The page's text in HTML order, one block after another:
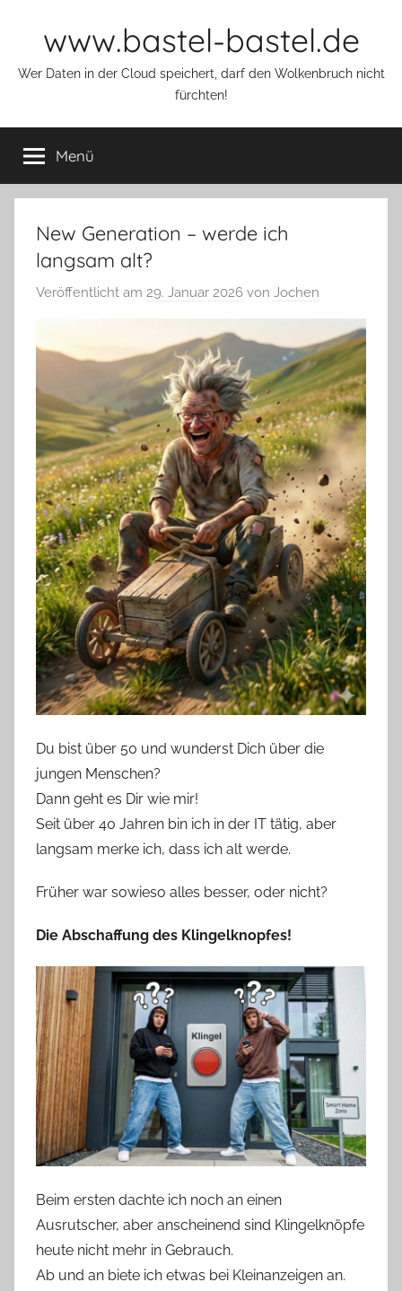
www.bastel-bastel.de
Wer Daten in der Cloud speichert, darf den Wolkenbruch nicht
fürchten!
Menü
New Generation – werde ich
langsam alt?
Veröffentlicht am 29. Januar 2026 von Jochen
Du bist über 50 und wunderst Dich über die
jungen Menschen?
Dann geht es Dir wie mir!
Seit über 40 Jahren bin ich in der IT tätig, aber
langsam merke ich, dass ich alt werde.
Früher war sowieso alles besser, oder nicht?
Die Abschaffung des Klingelknopfes!
Beim ersten dachte ich noch an einen
Ausrutscher, aber anscheinend sind Klingelknöpfe
heute nicht mehr in Gebrauch.
Ab und an biete ich etwas bei Kleinanzeigen an.